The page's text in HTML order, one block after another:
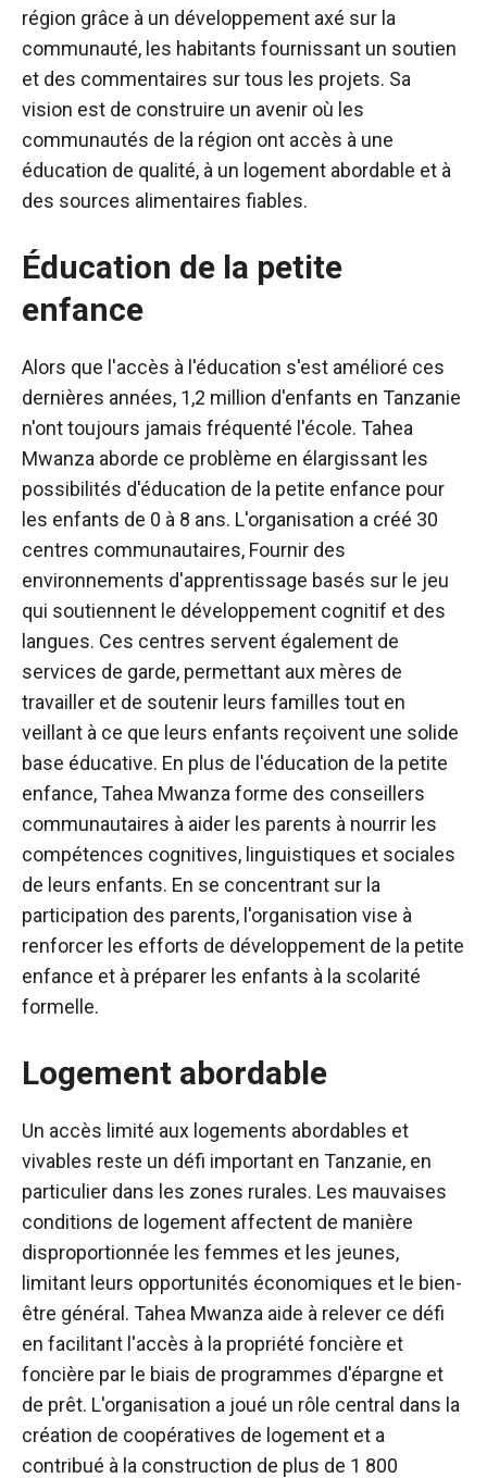
région grâce à un développement axé sur la
communauté, les habitants fournissant un soutien
et des commentaires sur tous les projets. Sa
vision est de construire un avenir où les
communautés de la région ont accès à une
éducation de qualité, à un logement abordable et à
des sources alimentaires fiables.
Éducation de la petite
enfance
Alors que l'accès à l'éducation s'est amélioré ces
dernières années, 1,2 million d'enfants en Tanzanie
n'ont toujours jamais fréquenté l'école. Tahea
Mwanza aborde ce problème en élargissant les
possibilités d'éducation de la petite enfance pour
les enfants de 0 à 8 ans. L'organisation a créé 30
centres communautaires, Fournir des
environnements d'apprentissage basés sur le jeu
qui soutiennent le développement cognitif et des
langues. Ces centres servent également de
services de garde, permettant aux mères de
travailler et de soutenir leurs familles tout en
veillant à ce que leurs enfants reçoivent une solide
base éducative. En plus de l'éducation de la petite
enfance, Tahea Mwanza forme des conseillers
communautaires à aider les parents à nourrir les
compétences cognitives, linguistiques et sociales
de leurs enfants. En se concentrant sur la
participation des parents, l'organisation vise à
renforcer les efforts de développement de la petite
enfance et à préparer les enfants à la scolarité
formelle.
Logement abordable
Un accès limité aux logements abordables et
vivables reste un défi important en Tanzanie, en
particulier dans les zones rurales. Les mauvaises
conditions de logement affectent de manière
disproportionnée les femmes et les jeunes,
limitant leurs opportunités économiques et le bien-
être général. Tahea Mwanza aide à relever ce défi
en facilitant l'accès à la propriété foncière et
foncière par le biais de programmes d'épargne et
de prêt. L'organisation a joué un rôle central dans la
création de coopératives de logement et a
contribué à la construction de plus de 1 800